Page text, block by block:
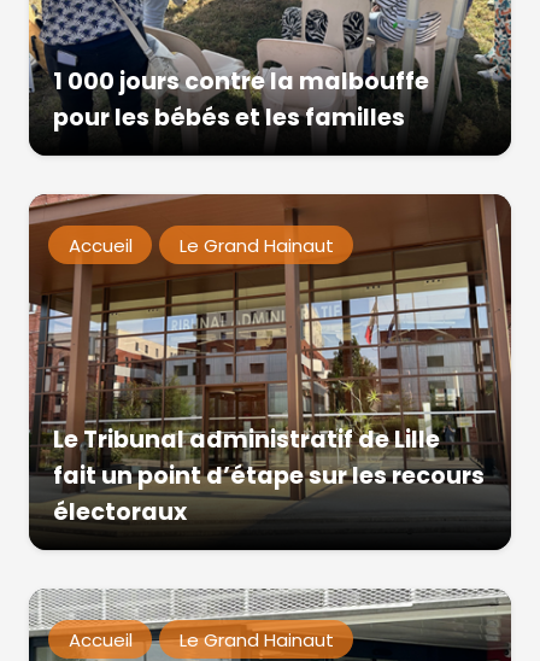
1 000 jours contre la malbouffe
pour les bébés et les familles
Accueil Le Grand Hainaut
Le Tribunal administratif de Lille
fait un point d’étape sur les recours
électoraux
Accueil Le Grand Hainaut